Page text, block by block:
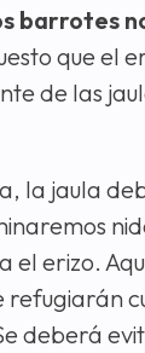
barrotes
que el
de las
la jaula
erizo.
refugiarán
deberá